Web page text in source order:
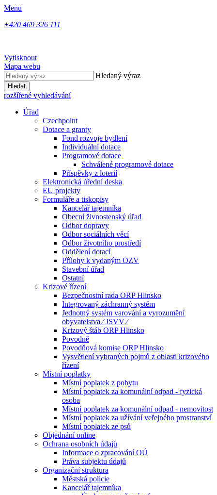
Menu
+420 469 326 111
Vytisknout
Mapa webu
Hledaný výraz
Hledat
rozšířené vyhledávání
Úřad
Czechpoint
Dotace a granty
Fond rozvoje bydlení
Individuální dotace
Programové dotace
Schválené programové dotace
Příspěvky z loterií
Elektronická úřední deska
EU projekty
Formuláře a tiskopisy
Kancelář tajemníka
Obecní živnostenský úřad
Odbor dopravy
Odbor sociálních věcí
Odbor životního prostředí
Oddělení dotací
Přílohy k vydaným OZV
Stavební úřad
Ostatní
Krizové řízení
Bezpečnostní rada ORP Hlinsko
Integrovaný záchranný systém
Jednotný systém varování a vyrozumění
obyvatelstva ⁄ JSVV ⁄
Krizový štáb ORP Hlinsko
Povodně
Povodňová komise ORP Hlinsko
Vysvětlení vybraných pojmů z oblasti krizového
řízení
Místní poplatky
Místní poplatek z pobytu
Místní poplatek za komunální odpad - fyzická
osoba
Místní poplatek za komunální odpad - nemovitost
Místní poplatek za užívání veřejného prostranství
Místní poplatek ze psů
Objednání online
Ochrana osobních údajů
Informace o zpracování OÚ
Práva subjektu údajů
Organizační struktura
Městská policie
Kancelář tajemníka